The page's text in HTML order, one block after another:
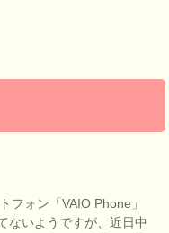
フォン「VAIO Phone」
ないようですが、近日中